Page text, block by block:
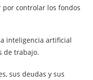
por controlar los fondos
inteligencia artificial
de trabajo.
sus deudas y sus